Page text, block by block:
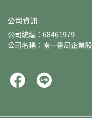
公司資訊
公司統編：68461979
公司名稱：南一書局企業